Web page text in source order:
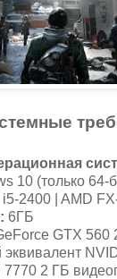
10 (только 64-
i5-2400 | AMD
6ГБ
GTX 560
2 ГБ